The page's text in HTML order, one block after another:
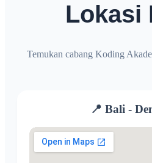
Lokasi
Temukan cabang Koding
📍 Bali -